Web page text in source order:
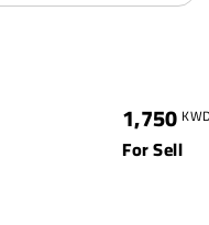
1,750
For Sell